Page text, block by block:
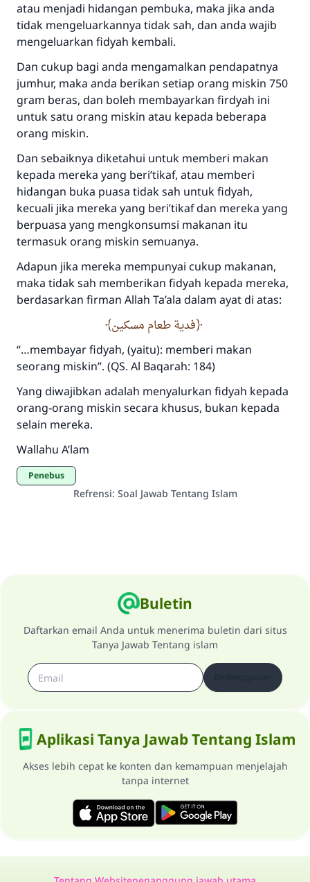
atau menjadi hidangan pembuka, maka jika anda
tidak mengeluarkannya tidak sah, dan anda wajib
mengeluarkan fidyah kembali.
Dan cukup bagi anda mengamalkan pendapatnya
jumhur, maka anda berikan setiap orang miskin 750
gram beras, dan boleh membayarkan firdyah ini
untuk satu orang miskin atau kepada beberapa
orang miskin.
Dan sebaiknya diketahui untuk memberi makan
kepada mereka yang beri’tikaf, atau memberi
hidangan buka puasa tidak sah untuk fidyah,
kecuali jika mereka yang beri’tikaf dan mereka yang
berpuasa yang mengkonsumsi makanan itu
termasuk orang miskin semuanya.
Adapun jika mereka mempunyai cukup makanan,
maka tidak sah memberikan fidyah kepada mereka,
berdasarkan firman Allah Ta’ala dalam ayat di atas:
فدية طعام مسكين
“…membayar fidyah, (yaitu): memberi makan
seorang miskin”. (QS. Al Baqarah: 184)
Yang diwajibkan adalah menyalurkan fidyah kepada
orang-orang miskin secara khusus, bukan kepada
selain mereka.
Wallahu A’lam
Penebus
Refrensi: Soal Jawab Tentang Islam
Buletin
Daftarkan email Anda untuk menerima buletin dari situs
Tanya Jawab Tentang islam
Aplikasi Tanya Jawab Tentang Islam
Akses lebih cepat ke konten dan kemampuan menjelajah
tanpa internet